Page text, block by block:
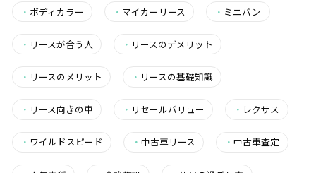
・ ボディカラー ・ マイカーリース ・ ミニバン
・ リースが合う人 ・ リースのデメリット
・ リースのメリット ・ リースの基礎知識
・ リース向きの車 ・ リセールバリュー ・ レクサス
・ ワイルドスピード ・中古車リース ・中古車査定